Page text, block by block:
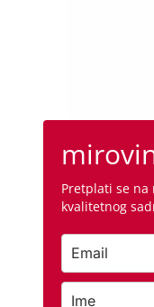
Pretplati se na
kvalitetnog